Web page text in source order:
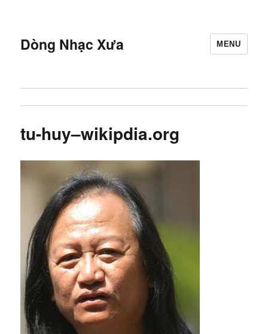
Dòng Nhạc Xưa MENU
tu-huy–wikipdia.org